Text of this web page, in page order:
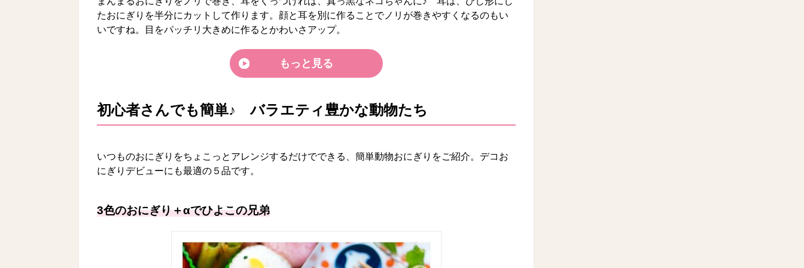
たおにぎりを半分にカットして作ります。顔と耳を別に作ることでノリが巻きやすくなるのもい
いですね。目をパッチリ大きめに作るとかわいさアップ。
もっと見る
初心者さんでも簡単♪ バラエティ豊かな動物たち
いつものおにぎりをちょこっとアレンジするだけでできる、簡単動物おにぎりをご紹介。デコお
にぎりデビューにも最適の５品です。
3色のおにぎり＋αでひよこの兄弟